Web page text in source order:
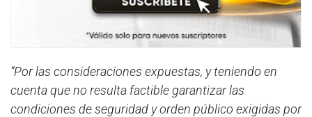
“Por las consideraciones expuestas, y teniendo en
cuenta que no resulta factible garantizar las
condiciones de seguridad y orden público exigidas por